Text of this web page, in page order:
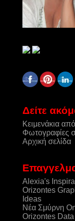
Δείτε
Κειμενάκια
Φωτογραφίες
Αρχική σελίδα
Alexia's
Orizontes
Ideas
Νέα Σμύρνη
Orizontes